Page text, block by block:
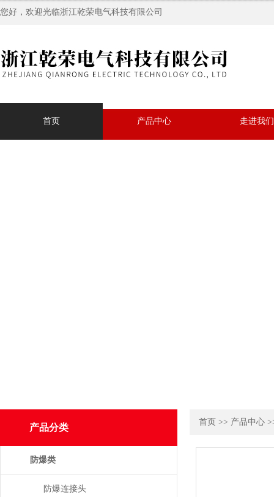
您好，欢迎光临浙江乾荣电气科技有限公司
首页 产品中心 走进我们
首页 >> 产品中心
产品分类
防爆类
防爆连接头